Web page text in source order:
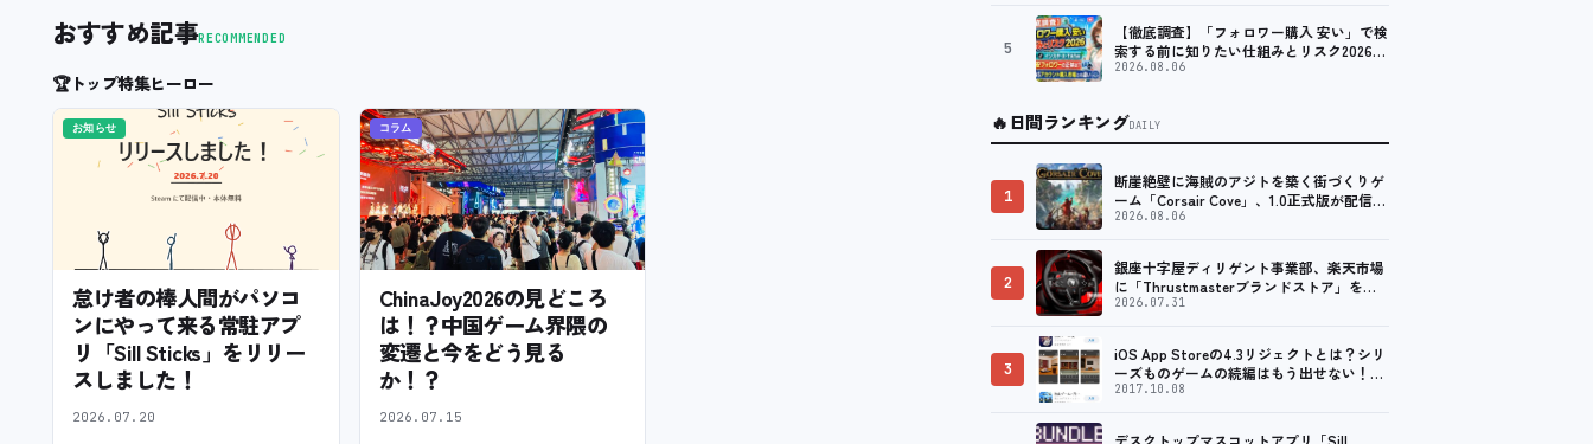
おすすめ記事RECOMMENDED
🏆トップ特集ヒーロー
お知らせ
怠け者の棒人間がパソコ
ンにやって来る常駐アプ
リ「Sill Sticks」をリリー
スしました！
2026.07.20
コラム
ChinaJoy2026の見どころ
は！？中国ゲーム界隈の
変遷と今をどう見る
か！？
2026.07.15
5
【徹底調査】「フォロワー購入 安い」で検
索する前に知りたい仕組みとリスク2026｜
インスタ・X・TikTokの格安フォロワーの
2026.08.06
🔥日間ランキングDAILY
1
断崖絶壁に海賊のアジトを築く街づくりゲ
ーム「Corsair Cove」、1.0正式版が配信開
始！
2026.08.06
2
銀座十字屋ディリゲント事業部、楽天市場
に「Thrustmasterブランドストア」をオ
ープン。記念キャンペーンでポイントアッ
2026.07.31
3
iOS App Storeの4.3リジェクトとは？シリ
ーズものゲームの続編はもう出せない！？
脱出ゲームで相次ぐリジェクト
2017.10.08
デスクトップマスコットアプリ「Sill